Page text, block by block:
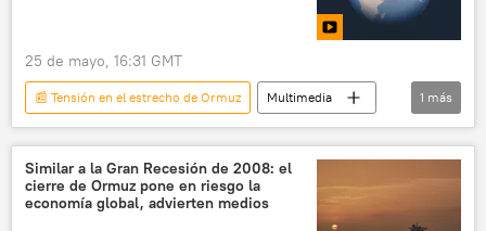
25 de mayo, 16:31 GMT
📰 Tensión en el estrecho de Ormuz
Multimedia
📊 Infografía
1 más
Similar a la Gran Recesión de 2008: el
cierre de Ormuz pone en riesgo la
economía global, advierten medios